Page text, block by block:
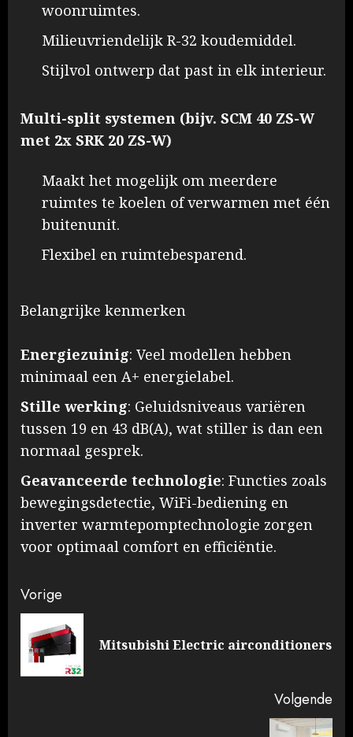
woonruimtes.
Milieuvriendelijk R-32 koudemiddel.
Stijlvol ontwerp dat past in elk interieur. ​
Multi-split systemen (bijv. SCM 40 ZS-W
met 2x SRK 20 ZS-W)
Maakt het mogelijk om meerdere
ruimtes te koelen of verwarmen met één
buitenunit.
Flexibel en ruimtebesparend.
Belangrijke kenmerken
Energiezuinig: Veel modellen hebben
minimaal een A+ energielabel.
Stille werking: Geluidsniveaus variëren
tussen 19 en 43 dB(A), wat stiller is dan een
normaal gesprek.
Geavanceerde technologie: Functies zoals
bewegingsdetectie, WiFi-bediening en
inverter warmtepomptechnologie zorgen
voor optimaal comfort en efficiëntie.
Doorgaan
met
lezen
Vorige
Mitsubishi Electric airconditioners
Volgende